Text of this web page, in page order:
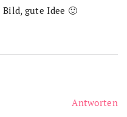
gute Idee 🙂
Antworten